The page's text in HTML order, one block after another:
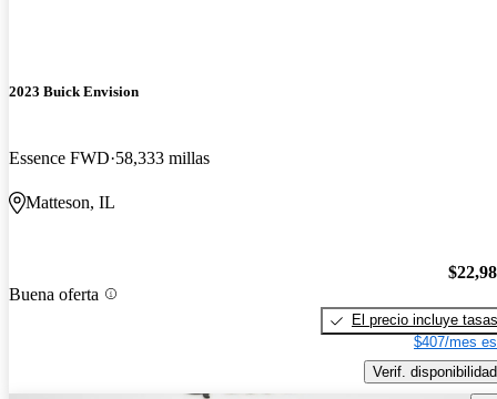
2023 Buick Envision
Essence FWD 58,333 millas
Matteson, IL
Buena oferta
El precio incluye tasas
$407/mes
Verif. disponibilidad